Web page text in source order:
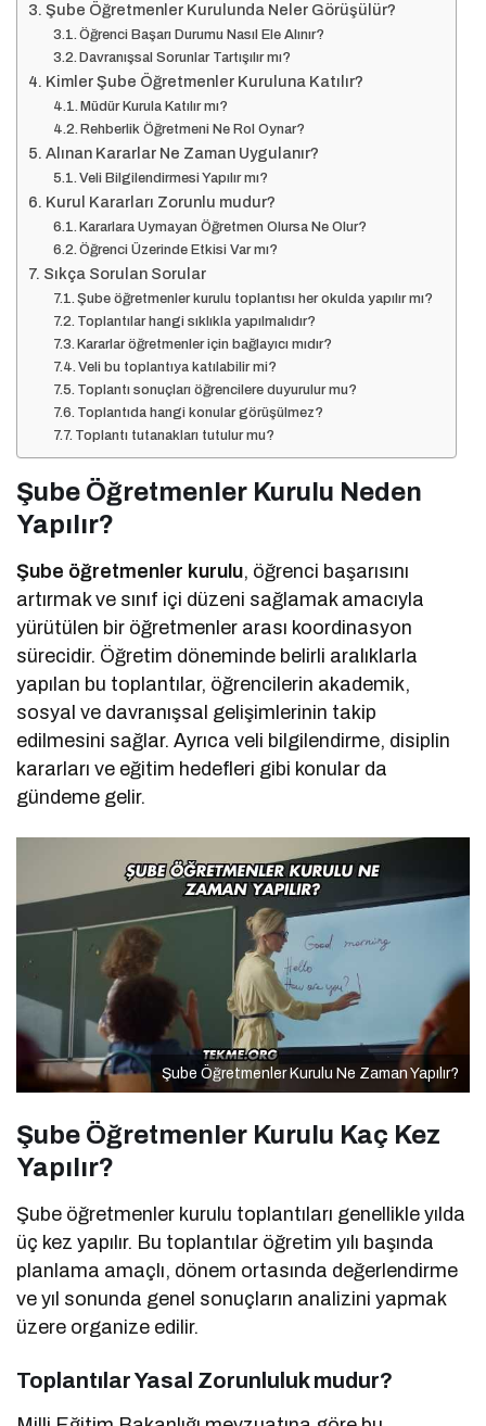
Şube Öğretmenler Kurulunda Neler Görüşülür?
Öğrenci Başarı Durumu Nasıl Ele Alınır?
Davranışsal Sorunlar Tartışılır mı?
Kimler Şube Öğretmenler Kuruluna Katılır?
Müdür Kurula Katılır mı?
Rehberlik Öğretmeni Ne Rol Oynar?
Alınan Kararlar Ne Zaman Uygulanır?
Veli Bilgilendirmesi Yapılır mı?
Kurul Kararları Zorunlu mudur?
Kararlara Uymayan Öğretmen Olursa Ne Olur?
Öğrenci Üzerinde Etkisi Var mı?
Sıkça Sorulan Sorular
Şube öğretmenler kurulu toplantısı her okulda yapılır mı?
Toplantılar hangi sıklıkla yapılmalıdır?
Kararlar öğretmenler için bağlayıcı mıdır?
Veli bu toplantıya katılabilir mi?
Toplantı sonuçları öğrencilere duyurulur mu?
Toplantıda hangi konular görüşülmez?
Toplantı tutanakları tutulur mu?
Şube Öğretmenler Kurulu Neden
Yapılır?
Şube öğretmenler kurulu, öğrenci başarısını
artırmak ve sınıf içi düzeni sağlamak amacıyla
yürütülen bir öğretmenler arası koordinasyon
sürecidir. Öğretim döneminde belirli aralıklarla
yapılan bu toplantılar, öğrencilerin akademik,
sosyal ve davranışsal gelişimlerinin takip
edilmesini sağlar. Ayrıca veli bilgilendirme, disiplin
kararları ve eğitim hedefleri gibi konular da
gündeme gelir.
Şube Öğretmenler Kurulu Ne Zaman Yapılır?
Şube Öğretmenler Kurulu Kaç Kez
Yapılır?
Şube öğretmenler kurulu toplantıları genellikle yılda
üç kez yapılır. Bu toplantılar öğretim yılı başında
planlama amaçlı, dönem ortasında değerlendirme
ve yıl sonunda genel sonuçların analizini yapmak
üzere organize edilir.
Toplantılar Yasal Zorunluluk mudur?